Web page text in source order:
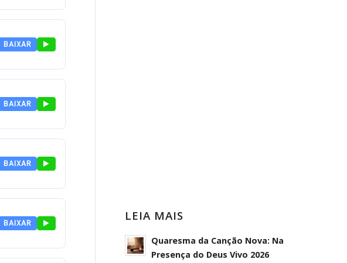
BAIXAR
BAIXAR
BAIXAR
BAIXAR
LEIA MAIS
Quaresma da Canção Nova: Na
Presença do Deus Vivo 2026